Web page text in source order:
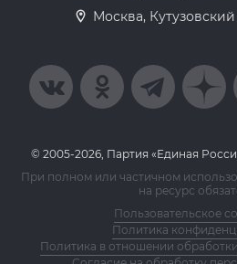
Москва,
© 2005-2026, Партия «Единая
При полном или частичном
на ресурс
Пользовательское
Политика
Политика в отношении